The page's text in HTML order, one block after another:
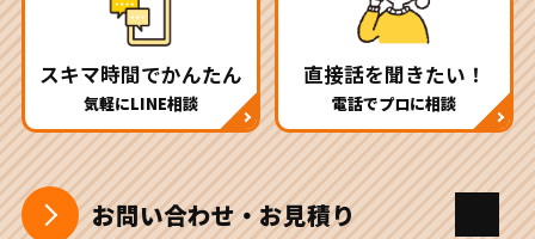
スキマ時間でかんたん
気軽にLINE相談
直接話を聞きたい！
電話でプロに相談
お問い合わせ・お見積り